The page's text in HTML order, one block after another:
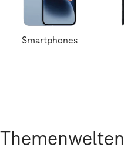
Smartphones
Themenwelten